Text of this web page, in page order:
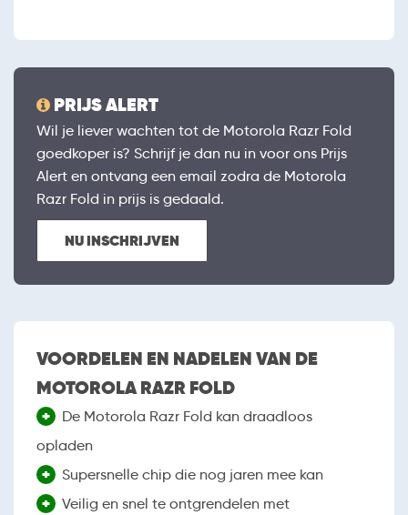
PRIJS ALERT
Wil je liever wachten tot de Motorola Razr Fold
goedkoper is? Schrijf je dan nu in voor ons Prijs
Alert en ontvang een email zodra de Motorola
Razr Fold in prijs is gedaald.
NU INSCHRIJVEN
VOORDELEN EN NADELEN VAN DE
MOTOROLA RAZR FOLD
+
De Motorola Razr Fold kan draadloos
opladen
+ Supersnelle chip die nog jaren mee kan
+
Veilig en snel te ontgrendelen met